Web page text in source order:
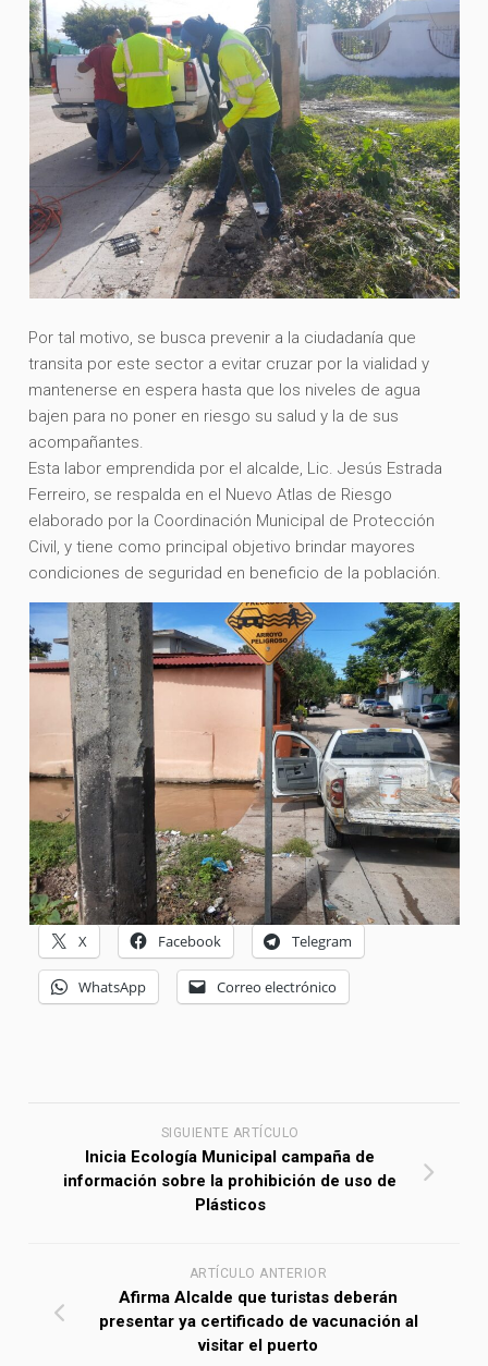
Por tal motivo, se busca prevenir a la ciudadanía que
transita por este sector a evitar cruzar por la vialidad y
mantenerse en espera hasta que los niveles de agua
bajen para no poner en riesgo su salud y la de sus
acompañantes.
Esta labor emprendida por el alcalde, Lic. Jesús Estrada
Ferreiro, se respalda en el Nuevo Atlas de Riesgo
elaborado por la Coordinación Municipal de Protección
Civil, y tiene como principal objetivo brindar mayores
condiciones de seguridad en beneficio de la población.
X Facebook Telegram
WhatsApp Correo electrónico
SIGUIENTE ARTÍCULO
Inicia Ecología Municipal campaña de
información sobre la prohibición de uso de
Plásticos
ARTÍCULO ANTERIOR
Afirma Alcalde que turistas deberán
presentar ya certificado de vacunación al
visitar el puerto